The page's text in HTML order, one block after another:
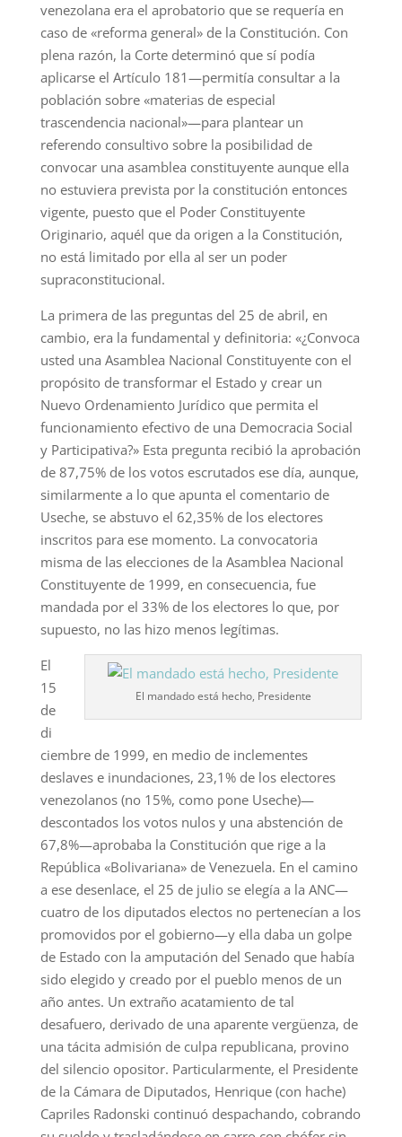
venezolana era el aprobatorio que se requería en
caso de «reforma general» de la Constitución. Con
plena razón, la Corte determinó que sí podía
aplicarse el Artículo 181—permitía consultar a la
población sobre «materias de especial
trascendencia nacional»—para plantear un
referendo consultivo sobre la posibilidad de
convocar una asamblea constituyente aunque ella
no estuviera prevista por la constitución entonces
vigente, puesto que el Poder Constituyente
Originario, aquél que da origen a la Constitución,
no está limitado por ella al ser un poder
supraconstitucional.
La primera de las preguntas del 25 de abril, en
cambio, era la fundamental y definitoria: «¿Convoca
usted una Asamblea Nacional Constituyente con el
propósito de transformar el Estado y crear un
Nuevo Ordenamiento Jurídico que permita el
funcionamiento efectivo de una Democracia Social
y Participativa?» Esta pregunta recibió la aprobación
de 87,75% de los votos escrutados ese día, aunque,
similarmente a lo que apunta el comentario de
Useche, se abstuvo el 62,35% de los electores
inscritos para ese momento. La convocatoria
misma de las elecciones de la Asamblea Nacional
Constituyente de 1999, en consecuencia, fue
mandada por el 33% de los electores lo que, por
supuesto, no las hizo menos legítimas.
El mandado está hecho, Presidente
El
15
de
di
ciembre de 1999, en medio de inclementes
deslaves e inundaciones, 23,1% de los electores
venezolanos (no 15%, como pone Useche)—
descontados los votos nulos y una abstención de
67,8%—aprobaba la Constitución que rige a la
República «Bolivariana» de Venezuela. En el camino
a ese desenlace, el 25 de julio se elegía a la ANC—
cuatro de los diputados electos no pertenecían a los
promovidos por el gobierno—y ella daba un golpe
de Estado con la amputación del Senado que había
sido elegido y creado por el pueblo menos de un
año antes. Un extraño acatamiento de tal
desafuero, derivado de una aparente vergüenza, de
una tácita admisión de culpa republicana, provino
del silencio opositor. Particularmente, el Presidente
de la Cámara de Diputados, Henrique (con hache)
Capriles Radonski continuó despachando, cobrando